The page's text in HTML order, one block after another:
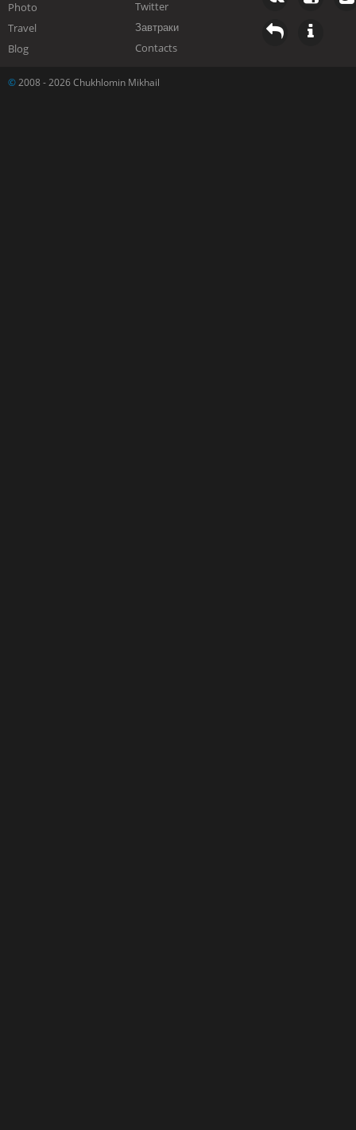
Photo
Travel
Blog
Twitter
Завтраки
Contacts
© 2008 - 2026 Chukhlomin Mikhail